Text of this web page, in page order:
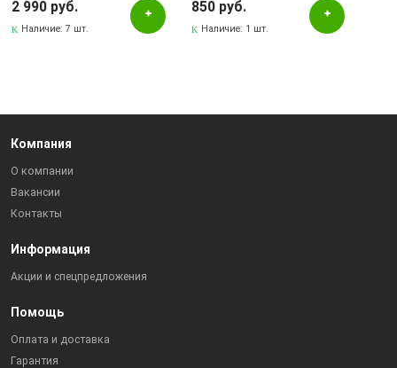
цвет белый
2 990 руб.
Наличие:7 шт.
цвет черный.
850 руб.
Наличие: 1 шт.
Компания
О компании
Вакансии
Контакты
Информация
Акции и спецпредложения
Помощь
Оплата и доставка
Гарантия